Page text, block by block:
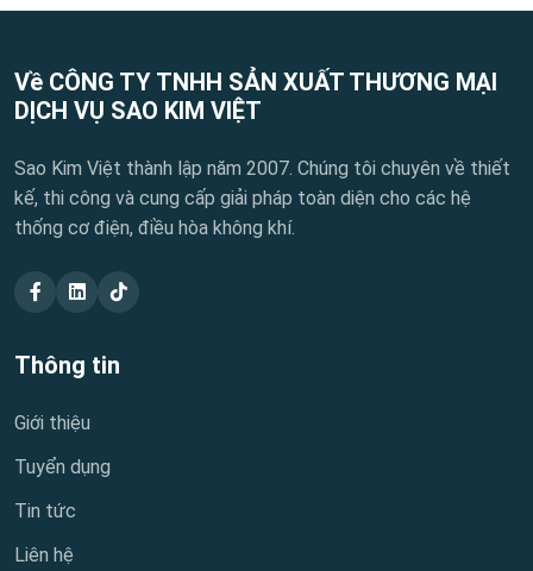
Về CÔNG TY TNHH SẢN XUẤT THƯƠNG MẠI
DỊCH VỤ SAO KIM VIỆT
Sao Kim Việt thành lập năm 2007. Chúng tôi chuyên về thiết
kế, thi công và cung cấp giải pháp toàn diện cho các hệ
thống cơ điện, điều hòa không khí.
Thông tin
Giới thiệu
Tuyển dụng
Tin tức
Liên hệ